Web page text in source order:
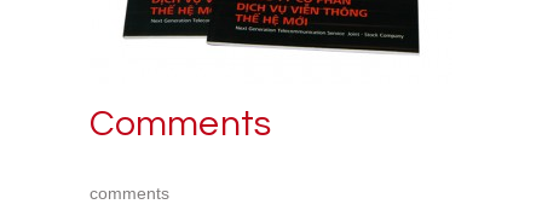
Comments
comments